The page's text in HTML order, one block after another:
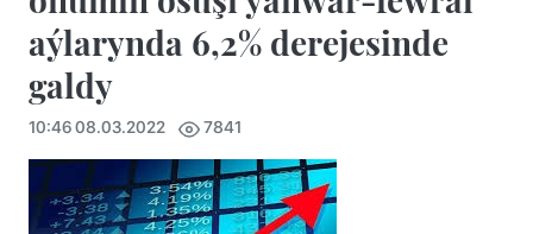
aýlarynda 6,2% derejesinde
galdy
10:46 08.03.2022 7841